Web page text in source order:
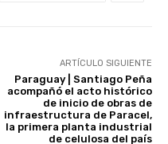
ARTÍCULO SIGUIENTE
Paraguay | Santiago Peña
acompañó el acto histórico
de inicio de obras de
infraestructura de Paracel,
la primera planta industrial
de celulosa del país